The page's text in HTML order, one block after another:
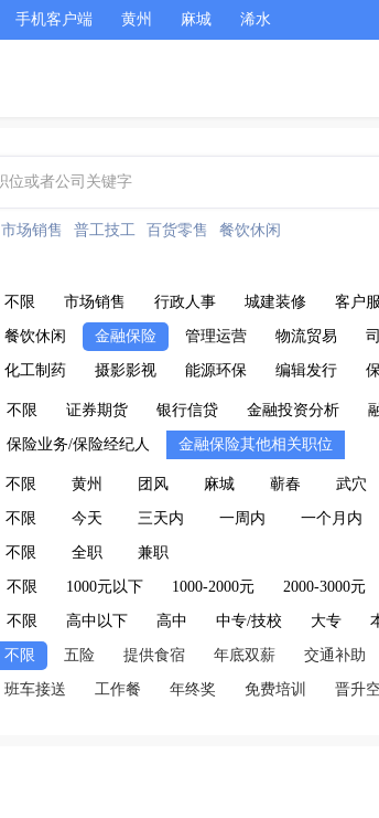
手机客户端 黄州 麻城 浠水
市场销售 普工技工 百货零售 餐饮休闲
不限 市场销售 行政人事 城建装修 客户
餐饮休闲 金融保险 管理运营 物流贸易
化工制药 摄影影视 能源环保 编辑发行
不限 证券期货 银行信贷 金融投资分析
保险业务/保险经纪人 金融保险其他相关职位
不限 黄州 团风 麻城 蕲春 武穴
不限 今天 三天内 一周内 一个月内
不限 全职 兼职
不限 1000元以下 1000-2000元 2000-3000元
不限 高中以下 高中 中专/技校 大专
不限 五险 提供食宿 年底双薪 交通补助
班车接送 工作餐 年终奖 免费培训 晋升